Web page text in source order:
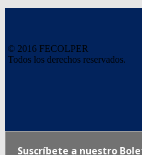
© 2016 FECOLPER
Todos los derechos reservados.